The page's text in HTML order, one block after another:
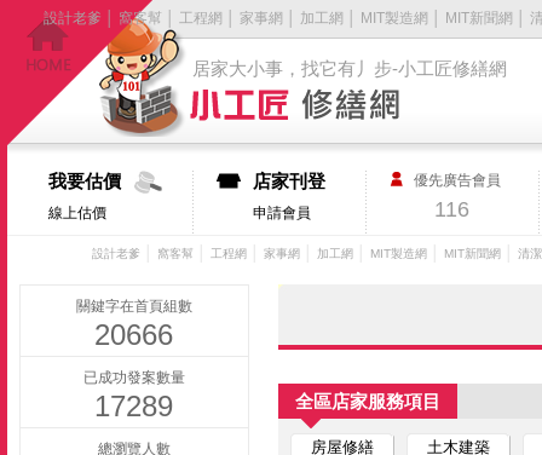
居家大小事，找它有丿步-小工匠修繕網
設計老爹 窩客幫 工程網 家事網 加工網 MIT製造網 MIT新聞網
我要估價
線上估價
店家刊登
申請會員
優先廣告會員
116
設計老爹 窩客幫 工程網 家事網 加工網 MIT製造網 MIT新聞網 清
關鍵字在首頁組數
20666
已成功發案數量
17289
總瀏覽人數
全區店家服務項目
房屋修繕 土木建築